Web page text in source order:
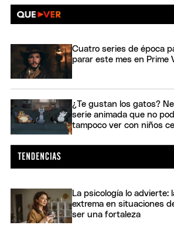
Cuatro series de época
parar este mes en Prime
¿Te gustan los gatos?
serie animada que no
tampoco ver con niños
La psicología lo advierte:
extrema en situaciones
ser una fortaleza